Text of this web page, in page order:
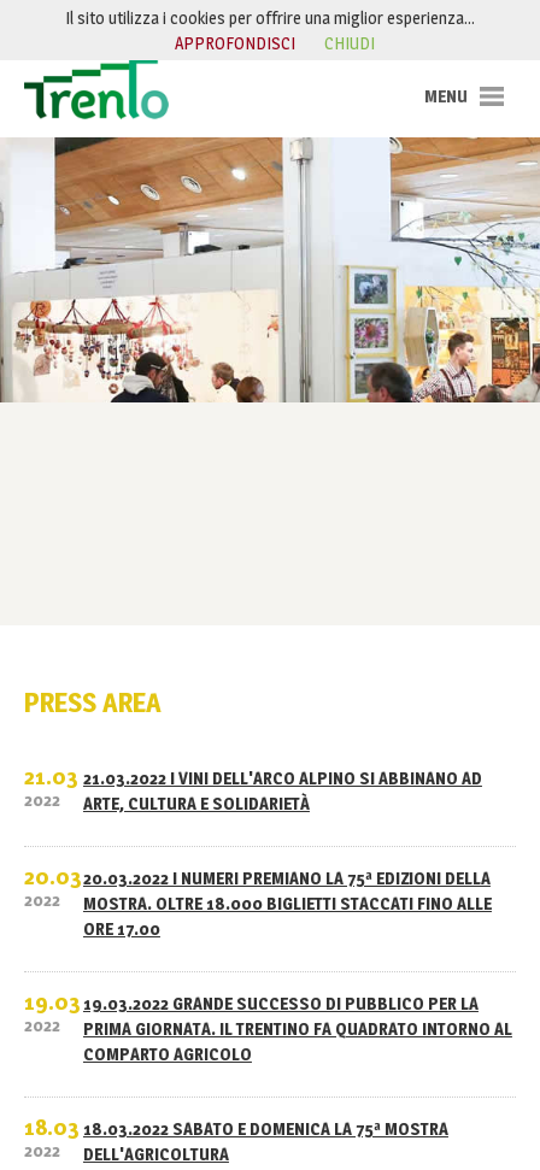
Salta al contenuto
PRESS AREA
21.03
2022
21.03.2022 I VINI DELL'ARCO ALPINO SI ABBINANO AD
ARTE, CULTURA E SOLIDARIETÀ
20.03
2022
20.03.2022 I NUMERI PREMIANO LA 75ª EDIZIONI DELLA
MOSTRA. OLTRE 18.000 BIGLIETTI STACCATI FINO ALLE
ORE 17.00
19.03
2022
19.03.2022 GRANDE SUCCESSO DI PUBBLICO PER LA
PRIMA GIORNATA. IL TRENTINO FA QUADRATO INTORNO AL
COMPARTO AGRICOLO
18.03
2022
18.03.2022 SABATO E DOMENICA LA 75ª MOSTRA
DELL'AGRICOLTURA
Il sito utilizza i cookies per offrire una miglior esperienza…
APPROFONDISCI
CHIUDI